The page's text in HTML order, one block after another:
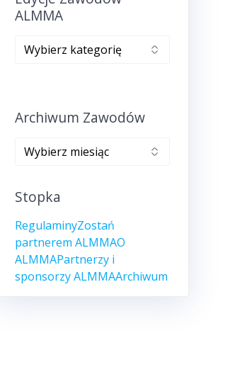
ALMMA
Edycje
zawodów
Archiwum Zawodów
Archiwum
zawodów
Stopka
RegulaminyZostań
partnerem ALMMAO
ALMMAPartnerzy i
sponsorzy ALMMAArchiwum